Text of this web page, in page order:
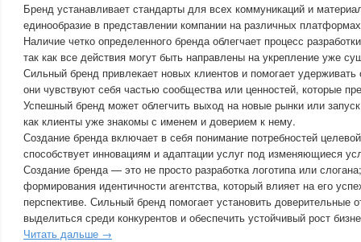
Бренд устанавливает стандарты для всех коммуникаций и
единообразие в представлении компании на различных
Наличие четко определенного бренда облегчает процесс
так как все действия могут быть направлены на укрепление уже
Сильный бренд привлекает новых клиентов и помогает
они чувствуют себя частью сообщества или ценностей, которые
Успешный бренд может облегчить выход на новые рынки или
как клиенты уже знакомы с именем и доверием к нему.
Создание бренда включает в себя понимание потребностей
способствует инновациям и адаптации услуг под изменяющиеся
Создание бренда — это не просто разработка логотипа или
формирования идентичности агентства, который влияет на его
перспективе. Сильный бренд помогает установить доверительные
выделиться среди конкурентов и обеспечить устойчивый рост
Читать дальше →